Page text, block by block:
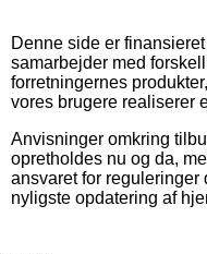
Denne side er
samarbejder med
forretningernes
vores brugere realiserer
Anvisninger omkring
opretholdes nu og da,
ansvaret for
nyligste opdatering af